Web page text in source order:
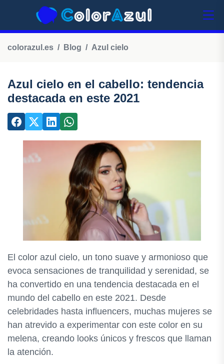
colorazul.es Blog Azul cielo
Azul cielo en el cabello: tendencia
destacada en este 2021
El color azul cielo, un tono suave y armonioso que
evoca sensaciones de tranquilidad y serenidad, se
ha convertido en una tendencia destacada en el
mundo del cabello en este 2021. Desde
celebridades hasta influencers, muchas mujeres se
han atrevido a experimentar con este color en su
melena, creando looks únicos y frescos que llaman
la atención.